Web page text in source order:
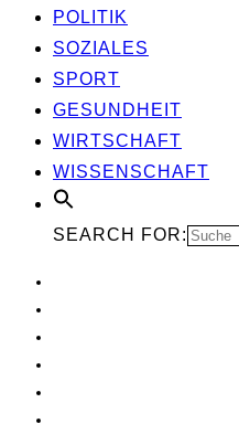
POLI­TIK
SOZIA­LES
SPORT
GESUND­HEIT
WIRT­SCHAFT
WIS­SEN­SCHAFT
SEARCH FOR: